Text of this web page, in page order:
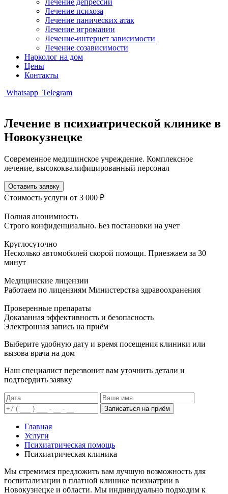
Лечение депрессии
Лечение психоза
Лечение панических атак
Лечение игромании
Лечение-интернет зависимости
Лечение созависимости
Нарколог на дом
Цены
Контакты
Whatsapp Telegram
Лечение в психиатрической клинике в
Новокузнецке
Современное медицинское учреждение. Комплексное
лечение, высококвалифицированный персонал
Оставить заявку
Стоимость услуги от 3 000 ₽
Полная анонимность
Строго конфиденциально. Без постановки на учет
Круглосуточно
Несколько автомобилей скорой помощи. Приезжаем за 30
минут
Медицинские лицензии
Работаем по лицензиям Министерства здравоохранения
Проверенные препараты
Доказанная эффективность и безопасность
Электронная запись на приём
Выберите удобную дату и время посещения клиники или
вызова врача на дом
Наш специалист перезвонит вам уточнить детали и
подтвердить заявку
Записаться на приём
Главная
Услуги
Психиатрическая помощь
Психиатрическая клиника
Мы стремимся предложить вам лучшую возможность для
госпитализации в платной клинике психиатрии в
Новокузнецке и области. Мы индивидуально подходим к